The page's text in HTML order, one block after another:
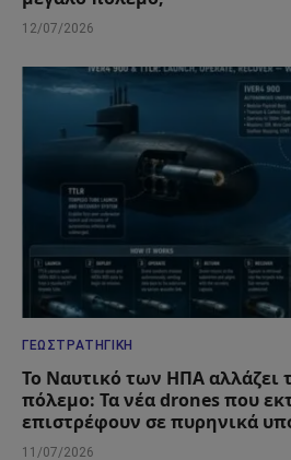
12/07/2026
ΓΕΩΣΤΡΑΤΗΓΙΚΉ
Το Ναυτικό των ΗΠΑ αλλάζει
πόλεμο: Τα νέα drones που
επιστρέφουν σε πυρηνικά
11/07/2026